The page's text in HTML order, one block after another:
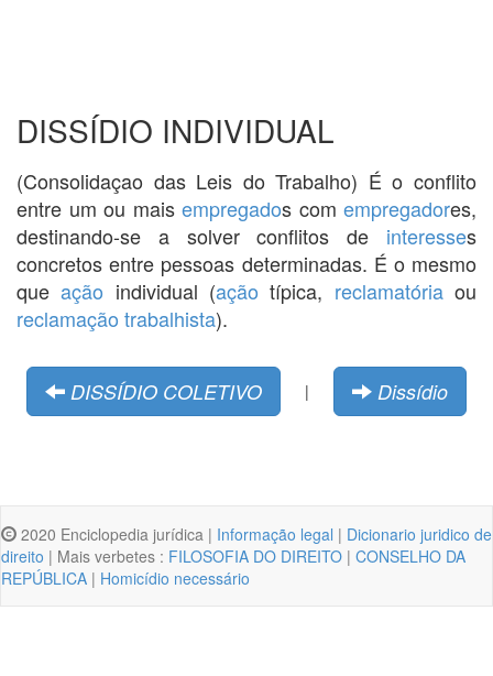
DISSÍDIO INDIVIDUAL
(Consolidaçao das Leis do Trabalho) É o conflito
entre um ou mais empregados com empregadores,
destinando-se a solver conflitos de interesses
concretos entre pessoas determinadas. É o mesmo
queação individual (ação típica, reclamatóriaou
reclamação trabalhista).
DISSÍDIO COLETIVO | Dissídio
2020 Enciclopedia jurídica | Informação legal | Dicionario juridico de
direito | Mais verbetes : FILOSOFIA DO DIREITO | CONSELHO DA
REPÚBLICA | Homicídio necessário